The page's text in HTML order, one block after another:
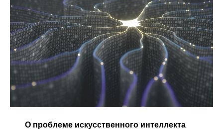
О проблеме искусственного интеллекта